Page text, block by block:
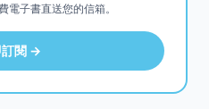
子書直送您的信箱。
訂閱 →